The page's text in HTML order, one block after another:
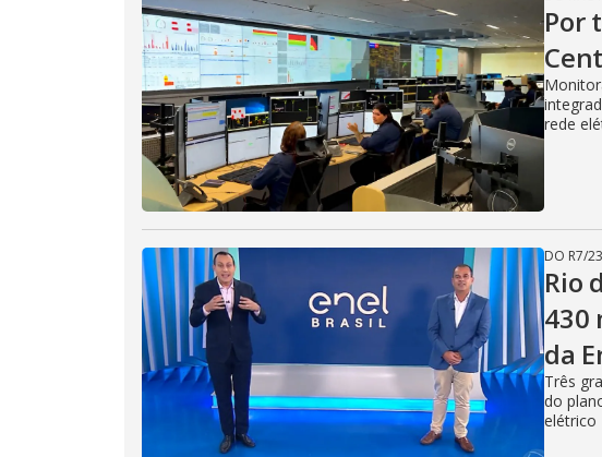
i
d
e
o
Por
rede
DO R7/
Rio
430
da
Três
do
elétrico